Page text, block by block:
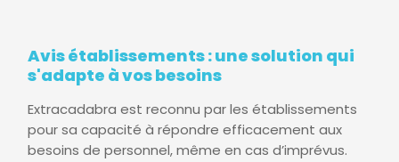
Avis établissements : une solution qui
s'adapte à vos besoins
Extracadabra est reconnu par les établissements
pour sa capacité à répondre efficacement aux
besoins de personnel, même en cas d’imprévus.